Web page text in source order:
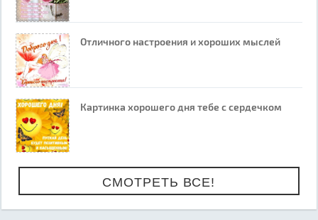
Отличного настроения и хороших мыслей
Картинка хорошего дня тебе с сердечком
СМОТРЕТЬ ВСЕ!